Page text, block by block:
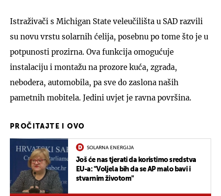
Istraživači s Michigan State veleučilišta u SAD razvili
su novu vrstu solarnih ćelija, posebnu po tome što je u
potpunosti prozirna. Ova funkcija omogućuje
instalaciju i montažu na prozore kuća, zgrada,
nebodera, automobila, pa sve do zaslona naših
pametnih mobitela. Jedini uvjet je ravna površina.
PROČITAJTE I OVO
SOLARNA ENERGIJA
Još će nas tjerati da koristimo sredstva
EU-a: "Voljela bih da se AP malo bavi i
stvarnim životom"